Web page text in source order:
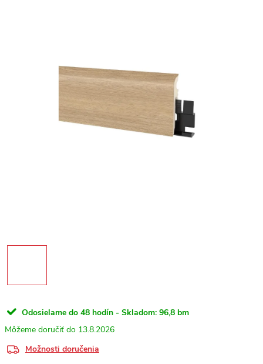
Odosielame do 48 hodín - Skladom: 96,8 bm
13.8.2026
Možnosti doručenia